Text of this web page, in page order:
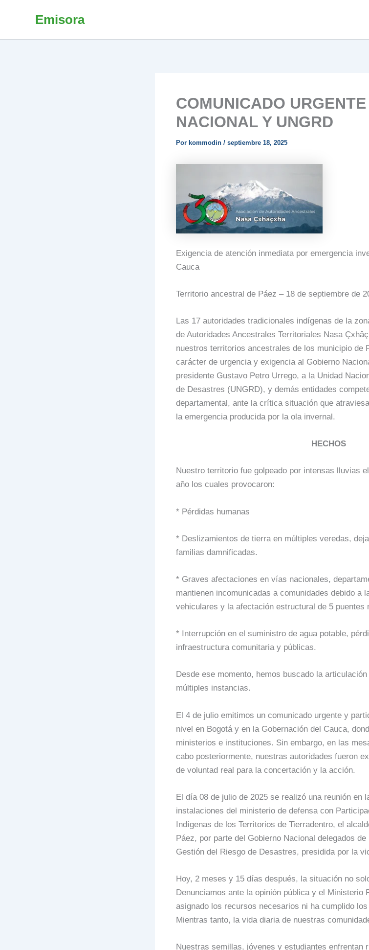
Emisora
COMUNICADO
NACIONAL Y UNGRD
Por kommodin / septiembre 18, 2025
Exigencia de atención inmediata por emergencia
Cauca
Territorio ancestral de Páez – 18 de septiembre de
Las 17 autoridades tradicionales indígenas de la
de Autoridades Ancestrales Territoriales Nasa
nuestros territorios ancestrales de los municipio de
carácter de urgencia y exigencia al Gobierno
presidente Gustavo Petro Urrego, a la Unidad
de Desastres (UNGRD), y demás entidades
departamental, ante la crítica situación que
la emergencia producida por la ola invernal.
HECHOS
Nuestro territorio fue golpeado por intensas lluvias
año los cuales provocaron:
* Pérdidas humanas
* Deslizamientos de tierra en múltiples veredas,
familias damnificadas.
* Graves afectaciones en vías nacionales,
mantienen incomunicadas a comunidades debido a
vehiculares y la afectación estructural de 5 puentes
* Interrupción en el suministro de agua potable,
infraestructura comunitaria y públicas.
Desde ese momento, hemos buscado la
múltiples instancias.
El 4 de julio emitimos un comunicado urgente y
nivel en Bogotá y en la Gobernación del Cauca,
ministerios e instituciones. Sin embargo, en las
cabo posteriormente, nuestras autoridades fueron
de voluntad real para la concertación y la acción.
El día 08 de julio de 2025 se realizó una reunión en
instalaciones del ministerio de defensa con
Indígenas de los Territorios de Tierradentro, el
Páez, por parte del Gobierno Nacional delegados
Gestión del Riesgo de Desastres, presidida por la
Hoy, 2 meses y 15 días después, la situación no
Denunciamos ante la opinión pública y el Ministerio
asignado los recursos necesarios ni ha cumplido
Mientras tanto, la vida diaria de nuestras
Nuestras semillas, jóvenes y estudiantes enfrentan